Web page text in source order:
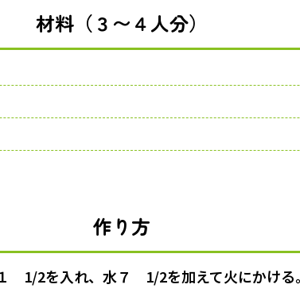
材料（３〜４人分）
作り方
1/2を入れ、水７ 1/2を加えて火にかける